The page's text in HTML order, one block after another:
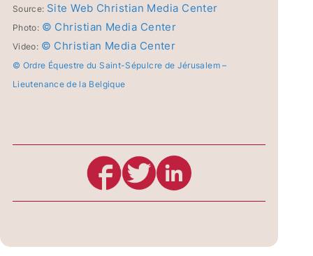
Source: Site Web Christian Media Center
Photo: © Christian Media Center
Video: © Christian Media Center
© Ordre Équestre du Saint-Sépulcre de Jérusalem –
Lieutenance de la Belgique